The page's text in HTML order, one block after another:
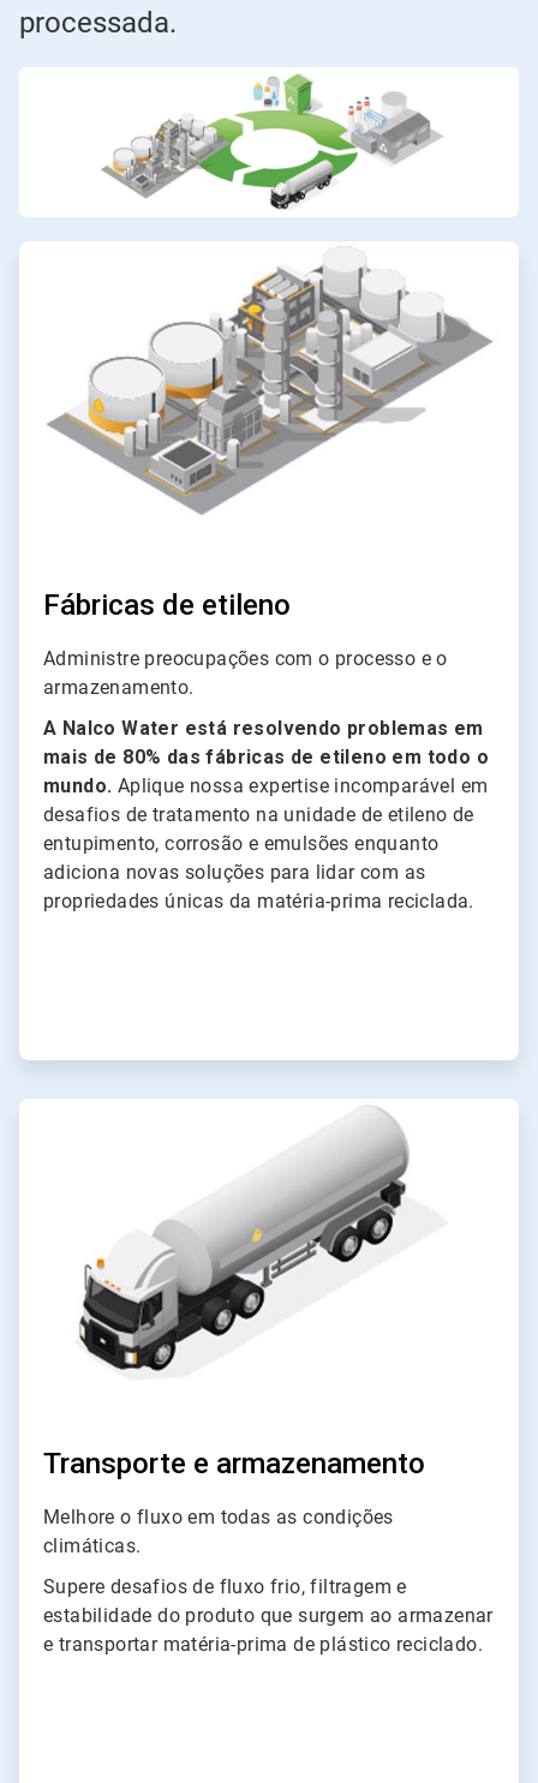
processada.
ArticleTile
Fábricas de etileno
Administre preocupações com o processo e o
armazenamento.
A Nalco Water está resolvendo problemas em
mais de 80% das fábricas de etileno em todo o
mundo. Aplique nossa expertise incomparável em
desafios de tratamento na unidade de etileno de
entupimento, corrosão e emulsões enquanto
adiciona novas soluções para lidar com as
propriedades únicas da matéria-prima reciclada.
ArticleTile
Transporte e armazenamento
Melhore o fluxo em todas as condições
climáticas.
Supere desafios de fluxo frio, filtragem e
estabilidade do produto que surgem ao armazenar
e transportar matéria-prima de plástico reciclado.